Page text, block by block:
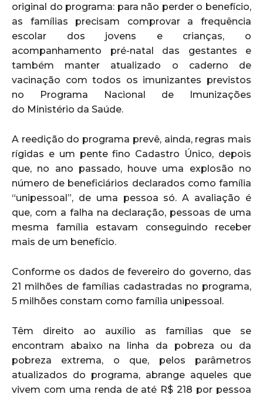
original do programa: para não perder o benefício,
as famílias precisam comprovar a frequência
escolar dos jovens e crianças, o
acompanhamento pré-natal das gestantes e
também manter atualizado o caderno de
vacinação com todos os imunizantes previstos
no Programa Nacional de Imunizações
do Ministério da Saúde.
A reedição do programa prevê, ainda, regras mais
rígidas e um pente fino Cadastro Único, depois
que, no ano passado, houve uma explosão no
número de beneficiários declarados como família
“unipessoal”, de uma pessoa só. A avaliação é
que, com a falha na declaração, pessoas de uma
mesma família estavam conseguindo receber
mais de um benefício.
Conforme os dados de fevereiro do governo, das
21 milhões de famílias cadastradas no programa,
5 milhões constam como família unipessoal.
Têm direito ao auxílio as famílias que se
encontram abaixo na linha da pobreza ou da
pobreza extrema, o que, pelos parâmetros
atualizados do programa, abrange aqueles que
vivem com uma renda de até R$ 218 por pessoa